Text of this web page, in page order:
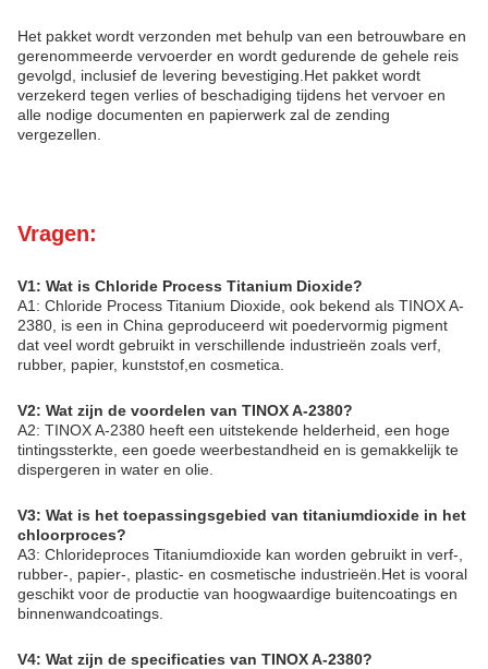
Het pakket wordt verzonden met behulp van een betrouwbare en
gerenommeerde vervoerder en wordt gedurende de gehele reis
gevolgd, inclusief de levering bevestiging.Het pakket wordt
verzekerd tegen verlies of beschadiging tijdens het vervoer en
alle nodige documenten en papierwerk zal de zending
vergezellen.
Vragen:
V1: Wat is Chloride Process Titanium Dioxide?
A1: Chloride Process Titanium Dioxide, ook bekend als TINOX A-
2380, is een in China geproduceerd wit poedervormig pigment
dat veel wordt gebruikt in verschillende industrieën zoals verf,
rubber, papier, kunststof,en cosmetica.
V2: Wat zijn de voordelen van TINOX A-2380?
A2: TINOX A-2380 heeft een uitstekende helderheid, een hoge
tintingssterkte, een goede weerbestandheid en is gemakkelijk te
dispergeren in water en olie.
V3: Wat is het toepassingsgebied van titaniumdioxide in het
chloorproces?
A3: Chlorideproces Titaniumdioxide kan worden gebruikt in verf-,
rubber-, papier-, plastic- en cosmetische industrieën.Het is vooral
geschikt voor de productie van hoogwaardige buitencoatings en
binnenwandcoatings.
V4: Wat zijn de specificaties van TINOX A-2380?